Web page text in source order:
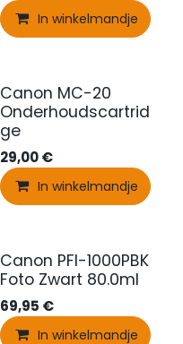
In winkelmandje
Canon MC-20
Onderhoudscartrid
ge
29,00€
In winkelmandje
Canon PFI-1000PBK
Foto Zwart 80.0ml
69,95 €
In winkelmandje